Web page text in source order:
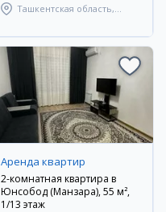
Ташкентская область,
Аренда квартир
2-комнатная квартира в
Юнсобод (Манзара), 55 м²,
1/13 этаж